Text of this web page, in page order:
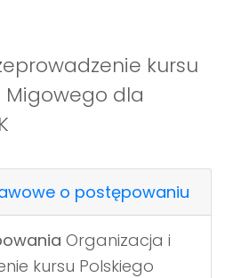
kursu
Migowego dla
o postępowaniu
Organizacja i
kursu Polskiego